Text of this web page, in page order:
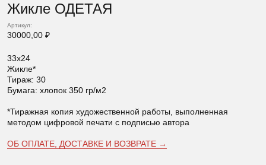
Жикле ОДЕТАЯ
Артикул:
30000,00 ₽
33х24
Жикле*
Тираж: 30
Бумага: хлопок 350 гр/м2
*Тиражная копия художественной работы, выполненная
методом цифровой печати с подписью автора
ОБ ОПЛАТЕ, ДОСТАВКЕ И ВОЗВРАТЕ →